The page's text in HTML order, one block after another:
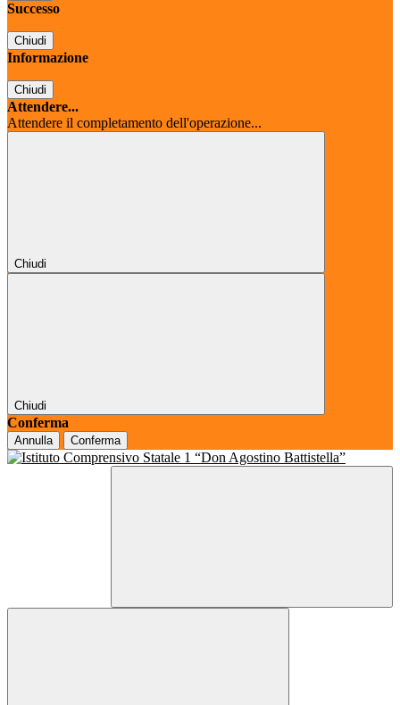
Successo
Chiudi
Informazione
Chiudi
Attendere...
Attendere il completamento dell'operazione...
Chiudi
Chiudi
Conferma
Annulla Conferma